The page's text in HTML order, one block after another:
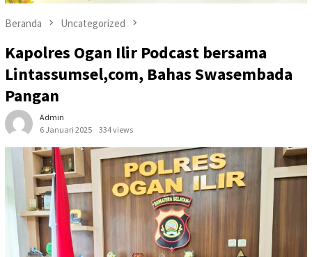
Beranda Uncategorized
Kapolres Ogan Ilir Podcast bersama
Lintassumsel,com, Bahas Swasembada
Pangan
Admin
6 Januari 2025
334 views